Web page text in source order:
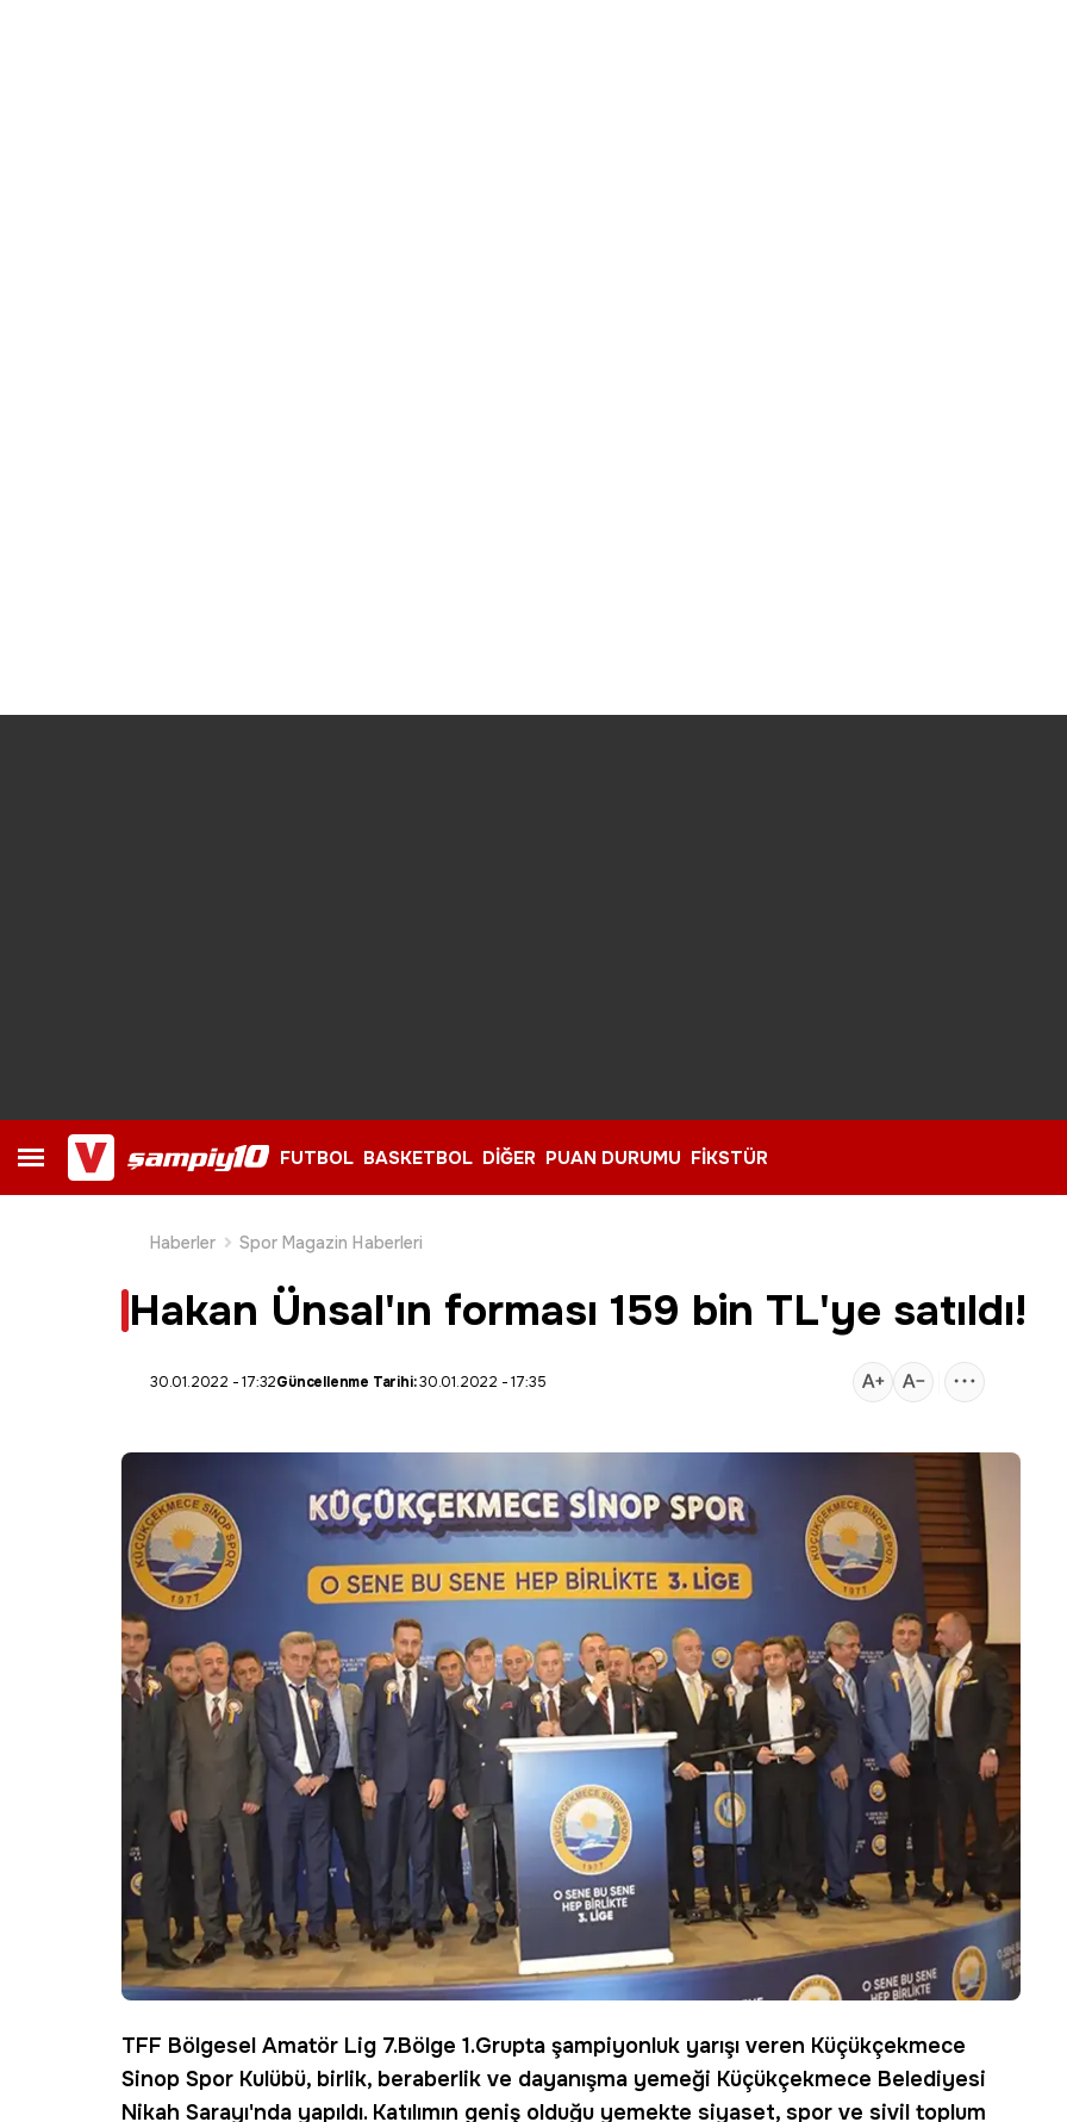
FUTBOL BASKETBOL DİĞER PUAN DURUMU FİKSTÜR
Haberler Spor Magazin Haberleri
Hakan Ünsal'ın forması 159 bin TL'ye satıldı!
30.01.2022 - 17:32Güncellenme Tarihi:30.01.2022 - 17:35
TFF Bölgesel Amatör Lig 7.Bölge 1.Grupta şampiyonluk yarışı veren Küçükçekmece
Sinop Spor Kulübü, birlik, beraberlik ve dayanışma yemeği Küçükçekmece Belediyesi
Nikah Sarayı'nda yapıldı. Katılımın geniş olduğu yemekte siyaset, spor ve sivil toplum